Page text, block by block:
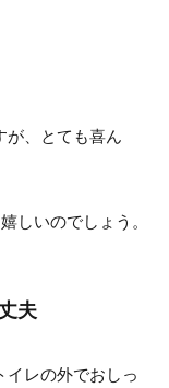
が、とても喜ん
しいのでしょう。
夫
イレの外でおしっ